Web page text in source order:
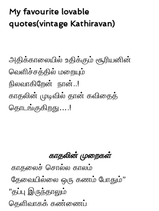
My favourite lovable
quotes(vintage Kathiravan)
அதிக்காலையில் உதிக்கும் சூரியனின்
வெளிச்சத்தில் மறையும்
நிலவாகிறேன்  நான்..!
காதலின் முடிவில் தான் கவிதைத்
தொடங்குகிறது….!
காதலின் முறைகள்
காதலைச் சொல்ல காலம்
தேவையில்லை ஒரு கணம் போதும்”
“தப்பு இருந்தாலும்
தெளிவாகக் கண்ணைப்